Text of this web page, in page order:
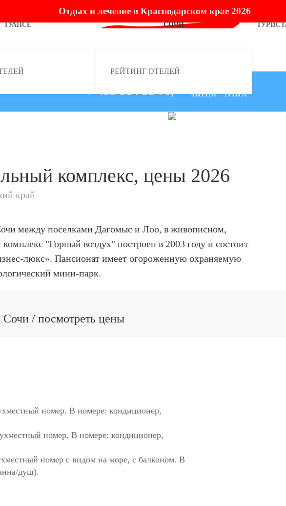
Отдых и лечение в Краснодарском крае 2026
ТУАПСЕ СОЧИ
РЕЙТИНГ ОТЕЛЕЙ
+7 495 514 55 70,
комплекс, цены 2026
край
между поселками Дагомыс и Лоо, в живописном,
"Горный воздух" построен в 2003 году и состоит
люкс». Пансионат имеет огороженную охраняемую
мини-парк.
/ посмотреть цены
номер. В номере: кондиционер,
номер. В номере: кондиционер,
номер с видом на море, с балконом. В
душ).